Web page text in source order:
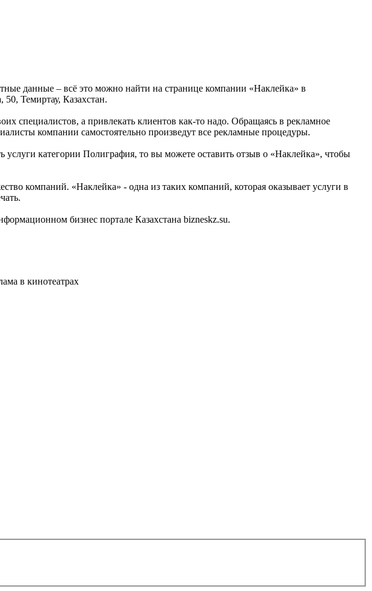
данные – всё это можно найти на странице компании «Наклейка» в
Темиртау, Казахстан.
специалистов, а привлекать клиентов как-то надо. Обращаясь в рекламное
компании самостоятельно произведут все рекламные процедуры.
услуги категории Полиграфия, то вы можете оставить отзыв о «Наклейка», чтобы
компаний. «Наклейка» - одна из таких компаний, которая оказывает услуги в
бизнес портале Казахстана bizneskz.su.
в кинотеатрах